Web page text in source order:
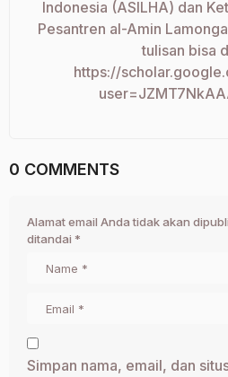
Indonesia (ASILHA) dan
Pesantren al-Amin
tulisan bisa
https://
0 COMMENTS
Alamat email Anda tidak akan
ditandai *
Simpan nama, email, dan